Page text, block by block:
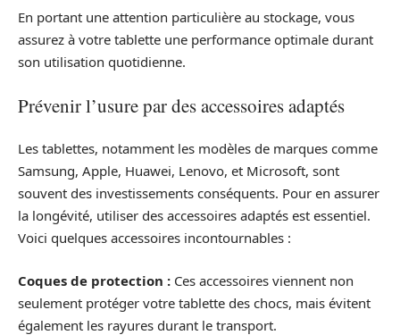
En portant une attention particulière au stockage, vous
assurez à votre tablette une performance optimale durant
son utilisation quotidienne.
Prévenir l’usure par des accessoires adaptés
Les tablettes, notamment les modèles de marques comme
Samsung, Apple, Huawei, Lenovo, et Microsoft, sont
souvent des investissements conséquents. Pour en assurer
la longévité, utiliser des accessoires adaptés est essentiel.
Voici quelques accessoires incontournables :
Coques de protection : Ces accessoires viennent non
seulement protéger votre tablette des chocs, mais évitent
également les rayures durant le transport.